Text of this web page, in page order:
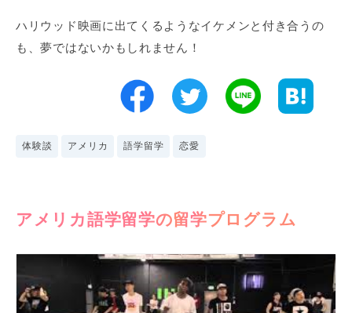
ハリウッド映画に出てくるようなイケメンと付き合うの
も、夢ではないかもしれません！
体験談 アメリカ 語学留学 恋愛
アメリカ語学留学の留学プログラム